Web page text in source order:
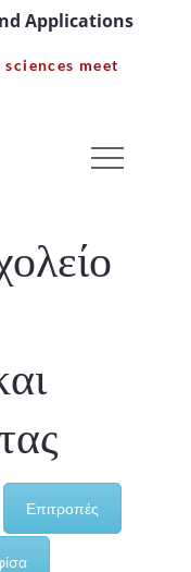
Applications
meet
και
Επιτροπές